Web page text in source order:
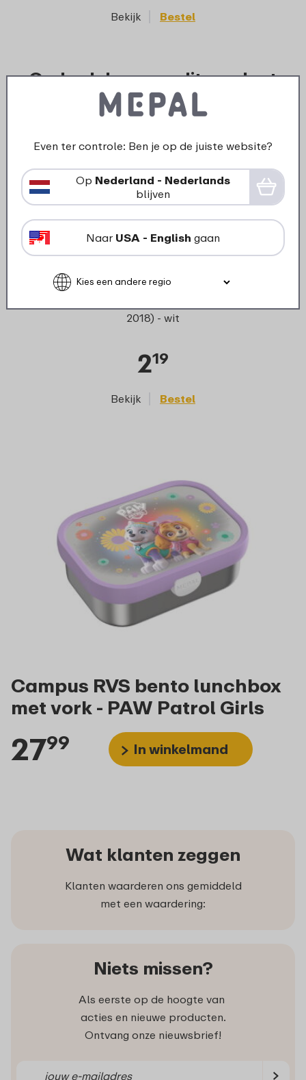
Bekijk Bestel
Onderdelen voor dit product
2018) - wit
219
Bekijk Bestel
Campus RVS bento lunchbox
met vork - PAW Patrol Girls
2799 In winkelmand
Wat klanten zeggen
Klanten waarderen ons gemiddeld
met een waardering:
Niets missen?
Als eerste op de hoogte van
acties en nieuwe producten.
Ontvang onze nieuwsbrief!
Even ter controle: Ben je op de juiste website?
Op Nederland - Nederlands
blijven
Naar USA - English gaan